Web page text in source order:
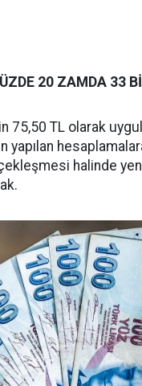
20 ZAMDA 33
75,50 TL olarak
yapılan
halinde